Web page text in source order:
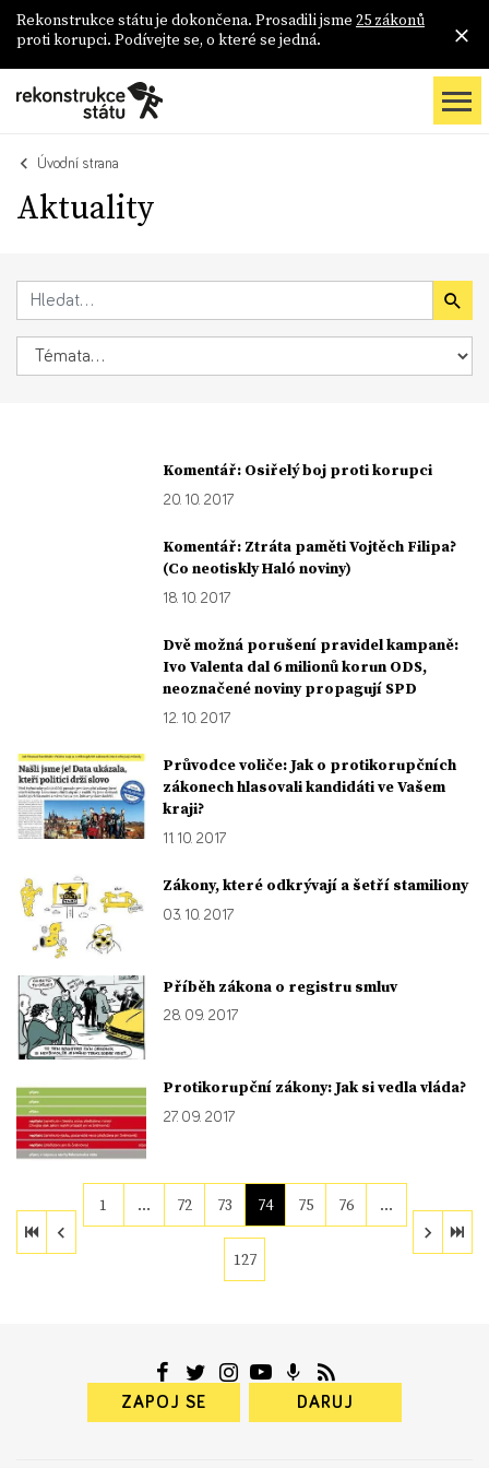
Rekonstrukce státu je dokončena. Prosadili jsme 25 zákonů
proti korupci. Podívejte se, o které se jedná.
Úvodní strana
Aktuality
Komentář: Osiřelý boj proti korupci
20. 10. 2017
Komentář: Ztráta paměti Vojtěch Filipa?
(Co neotiskly Haló noviny)
18. 10. 2017
Dvě možná porušení pravidel kampaně:
Ivo Valenta dal 6 milionů korun ODS,
neoznačené noviny propagují SPD
12. 10. 2017
Průvodce voliče: Jak o protikorupčních
zákonech hlasovali kandidáti ve Vašem
kraji?
11. 10. 2017
Zákony, které odkrývají a šetří stamiliony
03. 10. 2017
Příběh zákona o registru smluv
28. 09. 2017
Protikorupční zákony: Jak si vedla vláda?
27. 09. 2017
1 … 72 73 74 75 76 …
127
ZAPOJ SE DARUJ